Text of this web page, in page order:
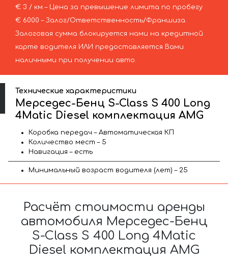
€ 3 / км – Цена за превышение лимита по пробегу
€ 6000 – Залог/Ответственность/Франшиза.
Залоговая сумма блокируется нами на кредитной
карте водителя ИЛИ предоставляется Вами
наличными при получении авто.
Технические характеристики
Мерседес-Бенц S-Class S 400 Long
4Matic Diesel комплектация AMG
Коробка передач – Автоматическая КП
Количество мест – 5
Навигация – есть
Минимальный возраст водителя (лет) – 25
Расчёт стоимости аренды
автомобиля Мерседес-Бенц
S-Class S 400 Long 4Matic
Diesel комплектация AMG